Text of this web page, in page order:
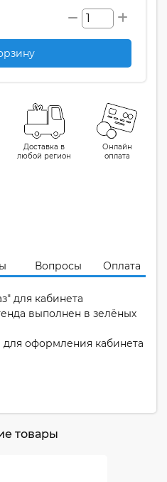
Доставка в
любой регион
Онлайн
оплата
Вопросы Оплата
для кабинета
выполнен в зелёных
для оформления кабинета
товары